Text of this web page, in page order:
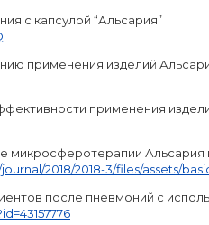
с капсулой “Альсария”
применения изделий
применения
микросферотерапии Альсария
2018/2018-3/files/assets/
после пневмоний с